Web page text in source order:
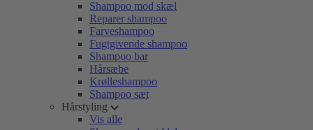
Shampoo mod skæl
Reparer shampoo
Farveshampoo
Fugtgivende shampoo
Shampoo bar
Hårsæbe
Krølleshampoo
Shampoo sæt
Hårstyling
Vis alle